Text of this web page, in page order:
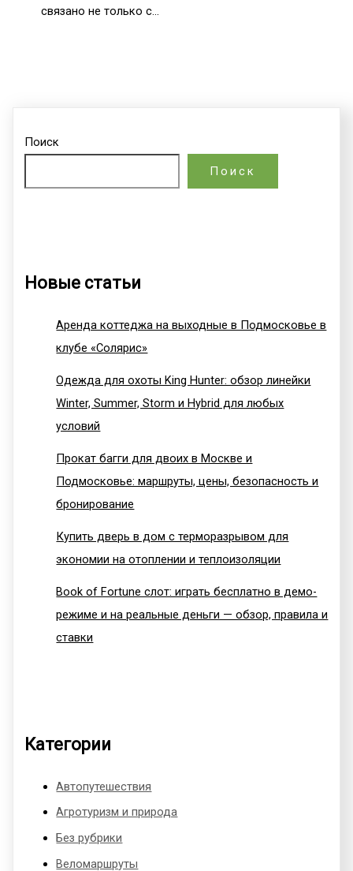
связано не только с…
Поиск
Поиск
Новые статьи
Аренда коттеджа на выходные в Подмосковье в
клубе «Солярис»
Одежда для охоты King Hunter: обзор линейки
Winter, Summer, Storm и Hybrid для любых
условий
Прокат багги для двоих в Москве и
Подмосковье: маршруты, цены, безопасность и
бронирование
Купить дверь в дом с терморазрывом для
экономии на отоплении и теплоизоляции
Book of Fortune слот: играть бесплатно в демо-
режиме и на реальные деньги — обзор, правила и
ставки
Категории
Автопутешествия
Агротуризм и природа
Без рубрики
Веломаршруты